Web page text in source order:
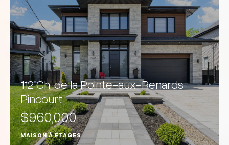
112 Ch. de la Pointe-aux-Renards
Pincourt
$960,000
MAISON À ÉTAGES